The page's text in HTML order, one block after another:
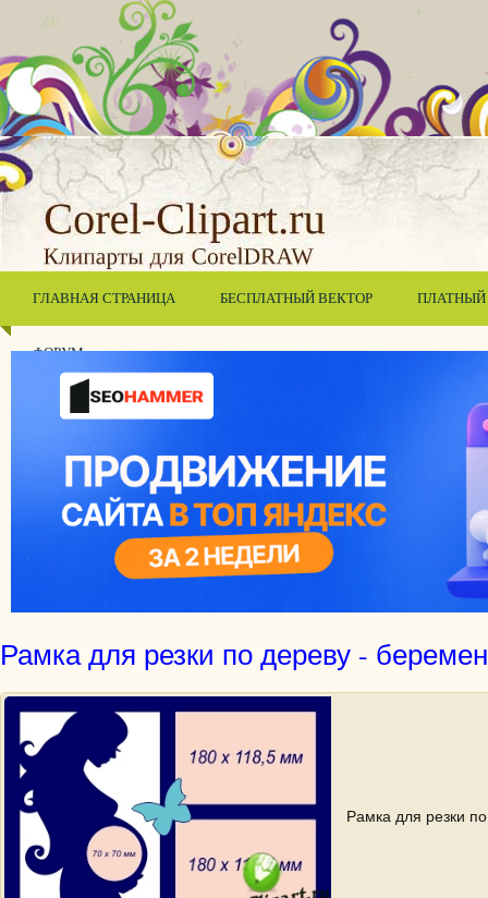
ГЛАВНАЯ СТРАНИЦА БЕСПЛАТНЫЙ ВЕКТОР ПЛАТНЫЙ
ФОРУМ
Рамка для резки по дереву -
Рамка для резки